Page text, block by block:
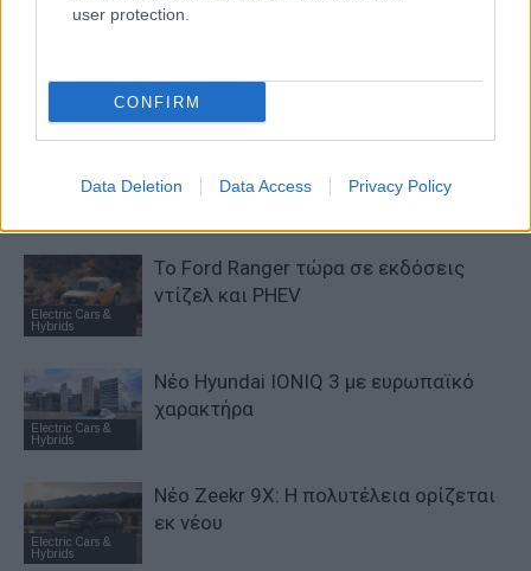
user protection.
CONFIRM
Data Deletion Data Access Privacy Policy
Electric Cars &
ευρώ
Electric Cars &
Hybrids
Το Ford Ranger τώρα σε εκδόσεις
ντίζελ και PHEV
Electric Cars &
Hybrids
Νέο Hyundai IONIQ 3 με ευρωπαϊκό
χαρακτήρα
Electric Cars &
Hybrids
Νέο Zeekr 9X: Η πολυτέλεια ορίζεται
εκ νέου